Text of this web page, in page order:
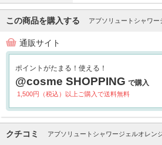
この商品を購入する アブソリュートシャワ
通販サイト
ポイントがたまる！使える！
@cosme SHOPPING で購入
1,500円（税込）以上ご購入で送料無料
クチコミ アブソリュートシャワージェルオレン